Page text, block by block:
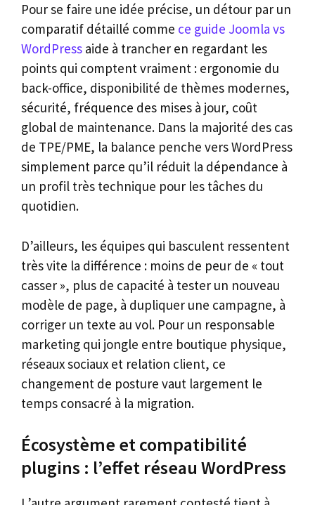
Pour se faire une idée précise, un détour par un
comparatif détaillé comme ce guide Joomla vs
WordPress aide à trancher en regardant les
points qui comptent vraiment : ergonomie du
back-office, disponibilité de thèmes modernes,
sécurité, fréquence des mises à jour, coût
global de maintenance. Dans la majorité des cas
de TPE/PME, la balance penche vers WordPress
simplement parce qu’il réduit la dépendance à
un profil très technique pour les tâches du
quotidien.
D’ailleurs, les équipes qui basculent ressentent
très vite la différence : moins de peur de « tout
casser », plus de capacité à tester un nouveau
modèle de page, à dupliquer une campagne, à
corriger un texte au vol. Pour un responsable
marketing qui jongle entre boutique physique,
réseaux sociaux et relation client, ce
changement de posture vaut largement le
temps consacré à la migration.
Écosystème et compatibilité
plugins : l’effet réseau WordPress